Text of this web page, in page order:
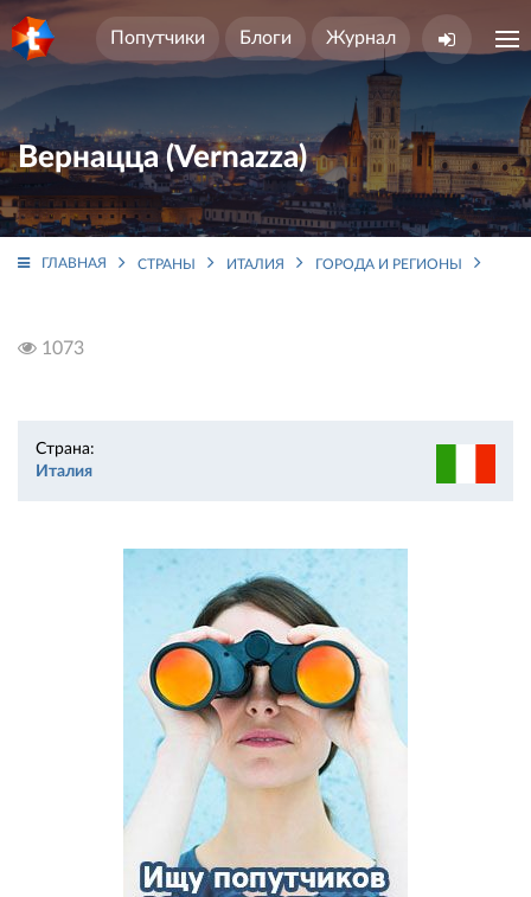
Попутчики Блоги Журнал
Вернацца (Vernazza)
ГЛАВНАЯ СТРАНЫ ИТАЛИЯ ГОРОДА И РЕГИОНЫ
1073
Страна:
Италия